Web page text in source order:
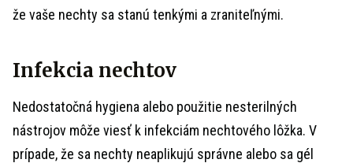
že vaše nechty sa stanú tenkými a zraniteľnými.
Infekcia nechtov
Nedostatočná hygiena alebo použitie nesterilných
nástrojov môže viesť k infekciám nechtového lôžka. V
prípade, že sa nechty neaplikujú správne alebo sa gél